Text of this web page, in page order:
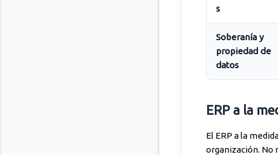
s
Soberanía y
propiedad de
datos
ERP a la
El ERP a la
organización. No